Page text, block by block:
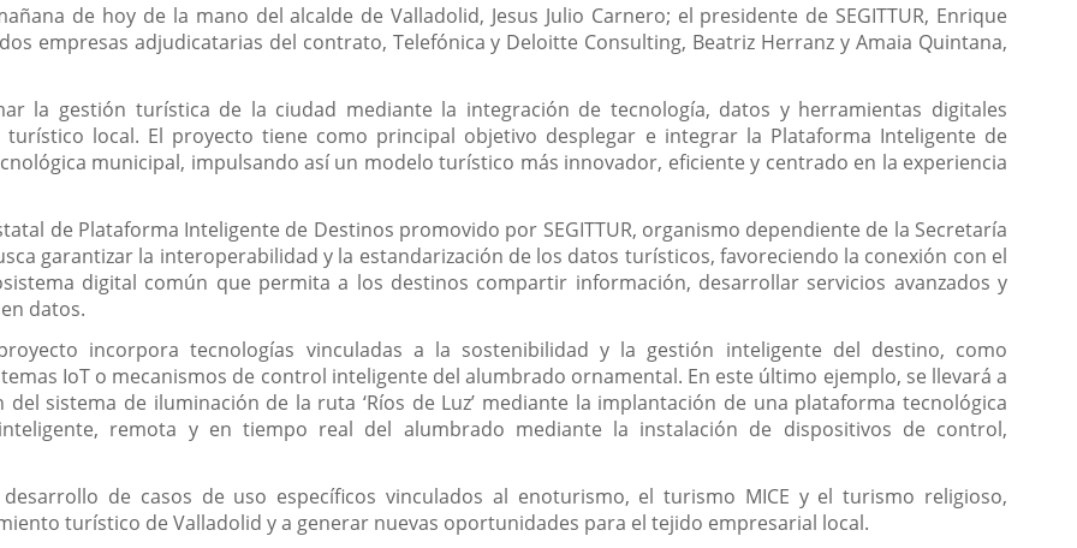
de hoy de la mano del alcalde de Valladolid, Jesus Julio Carnero; el presidente de SEGITTUR, Enrique
empresas adjudicatarias del contrato, Telefónica y Deloitte Consulting, Beatriz Herranz y Amaia Quintana,
la gestión turística de la ciudad mediante la integración de tecnología, datos y herramientas digitales
turístico local. El proyecto tiene como principal objetivo desplegar e integrar la Plataforma Inteligente de
municipal, impulsando así un modelo turístico más innovador, eficiente y centrado en la experiencia
de Plataforma Inteligente de Destinos promovido por SEGITTUR, organismo dependiente de la Secretaría
garantizar la interoperabilidad y la estandarización de los datos turísticos, favoreciendo la conexión con el
digital común que permita a los destinos compartir información, desarrollar servicios avanzados y
datos.
incorpora tecnologías vinculadas a la sostenibilidad y la gestión inteligente del destino, como
IoT o mecanismos de control inteligente del alumbrado ornamental. En este último ejemplo, se llevará a
sistema de iluminación de la ruta ‘Ríos de Luz’ mediante la implantación de una plataforma tecnológica
remota y en tiempo real del alumbrado mediante la instalación de dispositivos de control,
de casos de uso específicos vinculados al enoturismo, el turismo MICE y el turismo religioso,
turístico de Valladolid y a generar nuevas oportunidades para el tejido empresarial local.